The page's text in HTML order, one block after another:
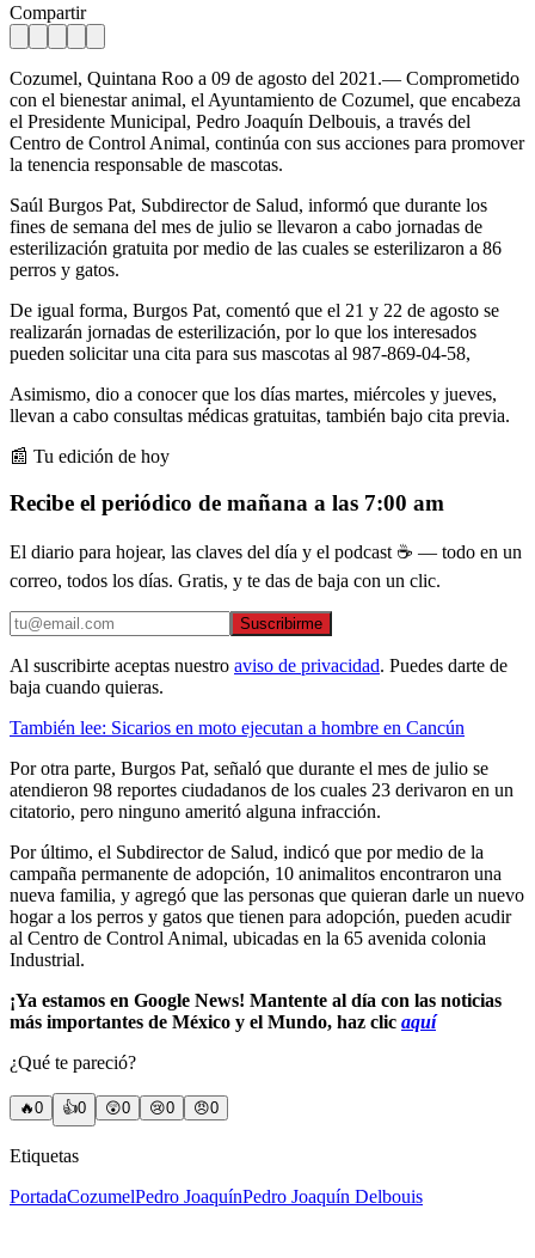
Compartir
Cozumel, Quintana Roo a 09 de agosto del 2021.— Comprometido
con el bienestar animal, el Ayuntamiento de Cozumel, que encabeza
el Presidente Municipal, Pedro Joaquín Delbouis, a través del
Centro de Control Animal, continúa con sus acciones para promover
la tenencia responsable de mascotas.
Saúl Burgos Pat, Subdirector de Salud, informó que durante los
fines de semana del mes de julio se llevaron a cabo jornadas de
esterilización gratuita por medio de las cuales se esterilizaron a 86
perros y gatos.
De igual forma, Burgos Pat, comentó que el 21 y 22 de agosto se
realizarán jornadas de esterilización, por lo que los interesados
pueden solicitar una cita para sus mascotas al 987-869-04-58,
Asimismo, dio a conocer que los días martes, miércoles y jueves,
llevan a cabo consultas médicas gratuitas, también bajo cita previa.
📰 Tu edición de hoy
Recibe el periódico de mañana a las 7:00 am
El diario para hojear, las claves del día y el podcast ☕ — todo en un
correo, todos los días. Gratis, y te das de baja con un clic.
Suscribirme
Al suscribirte aceptas nuestro aviso de privacidad. Puedes darte de
baja cuando quieras.
También lee: Sicarios en moto ejecutan a hombre en Cancún
Por otra parte, Burgos Pat, señaló que durante el mes de julio se
atendieron 98 reportes ciudadanos de los cuales 23 derivaron en un
citatorio, pero ninguno ameritó alguna infracción.
Por último, el Subdirector de Salud, indicó que por medio de la
campaña permanente de adopción, 10 animalitos encontraron una
nueva familia, y agregó que las personas que quieran darle un nuevo
hogar a los perros y gatos que tienen para adopción, pueden acudir
al Centro de Control Animal, ubicadas en la 65 avenida colonia
Industrial.
¡Ya estamos en Google News! Mantente al día con las noticias
más importantes de México y el Mundo, haz clic aquí
¿Qué te pareció?
🔥0 👍0 😲0 😢0 😠0
Etiquetas
PortadaCozumelPedro JoaquínPedro Joaquín Delbouis